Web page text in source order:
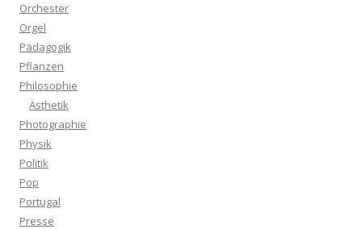
Orchester
Orgel
Pädagogik
Pflanzen
Philosophie
Ästhetik
Photographie
Physik
Politik
Pop
Portugal
Presse